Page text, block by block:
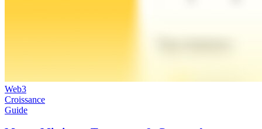
Web3
Croissance
Guide